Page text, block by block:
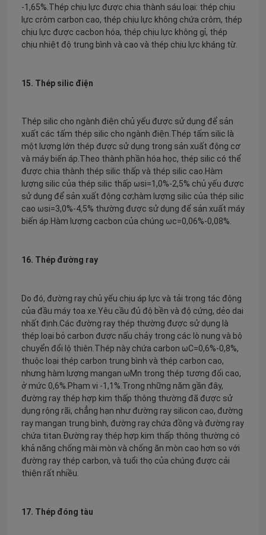
-1,65%.Thép chịu lực được chia thành sáu loại: thép chịu
lực crôm carbon cao, thép chịu lực không chứa crôm, thép
chịu lực được cacbon hóa, thép chịu lực không gỉ, thép
chịu nhiệt độ trung bình và cao và thép chịu lực kháng từ.
15. Thép silic điện
Thép silic cho ngành điện chủ yếu được sử dụng để sản
xuất các tấm thép silic cho ngành điện.Thép tấm silic là
một lượng lớn thép được sử dụng trong sản xuất động cơ
và máy biến áp.Theo thành phần hóa học, thép silic có thể
được chia thành thép silic thấp và thép silic cao.Hàm
lượng silic của thép silic thấp ωsi=1,0%-2,5% chủ yếu được
sử dụng để sản xuất động cơ;hàm lượng silic của thép silic
cao ωsi=3,0%-4,5% thường được sử dụng để sản xuất máy
biến áp.Hàm lượng cacbon của chúng ωc=0,06%-0,08%.
16. Thép đường ray
Do đó, đường ray chủ yếu chịu áp lực và tải trọng tác động
của đầu máy toa xe.Yêu cầu đủ độ bền và độ cứng, dẻo dai
nhất định.Các đường ray thép thường được sử dụng là
thép loại bỏ carbon được nấu chảy trong các lò nung và bộ
chuyển đổi lộ thiên.Thép này chứa carbon ωC=0,6%-0,8%,
thuộc loại thép carbon trung bình và thép carbon cao,
nhưng hàm lượng mangan ωMn trong thép tương đối cao,
ở mức 0,6%.Phạm vi -1,1%.Trong những năm gần đây,
đường ray thép hợp kim thấp thông thường đã được sử
dụng rộng rãi, chẳng hạn như đường ray silicon cao, đường
ray mangan trung bình, đường ray chứa đồng và đường ray
chứa titan.Đường ray thép hợp kim thấp thông thường có
khả năng chống mài mòn và chống ăn mòn cao hơn so với
đường ray thép carbon, và tuổi thọ của chúng được cải
thiện rất nhiều.
17. Thép đóng tàu